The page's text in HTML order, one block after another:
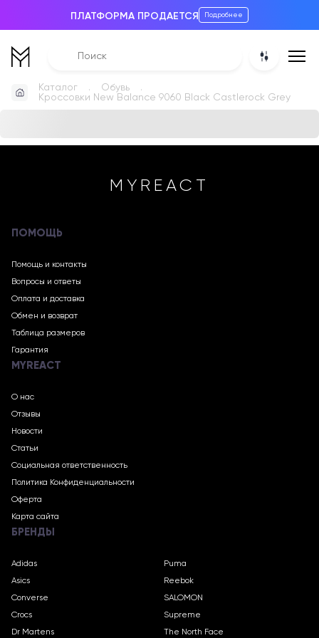
ПЛАТФОРМА ПРОДАЕТСЯ Подробнее
Каталог
Обувь
Кроссовки New Balance 9060 Black Castlerock Grey
MYREACT
ПОМОЩЬ
Помощь и контакты
Вопросы и ответы
Оплата и доставка
Обмен и возврат
Таблица размеров
Гарантия
MYREACT
О нас
Отзывы
Новости
Статьи
Социальная ответственность
Политика Конфиденциальности
Оферта
Карта сайта
БРЕНДЫ
Adidas
Asics
Converse
Crocs
Dr Martens
Puma
Reebok
SALOMON
Supreme
The North Face